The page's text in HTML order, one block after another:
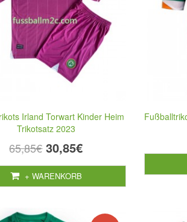
Irland Torwart Kinder Heim
Trikotsatz 2023
65,85€ 30,85€
+ WARENKORB